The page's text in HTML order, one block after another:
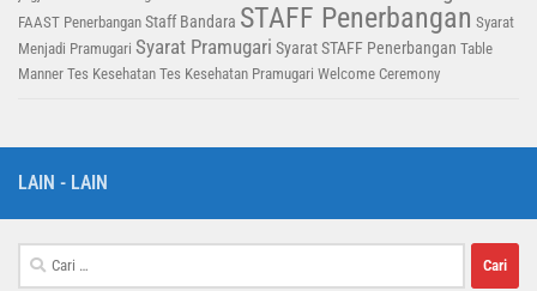
FAAST Penerbangan Staff Bandara STAFF Penerbangan Syarat
Menjadi Pramugari Syarat Pramugari Syarat STAFF Penerbangan Table
Manner Tes Kesehatan Tes Kesehatan Pramugari Welcome Ceremony
LAIN - LAIN